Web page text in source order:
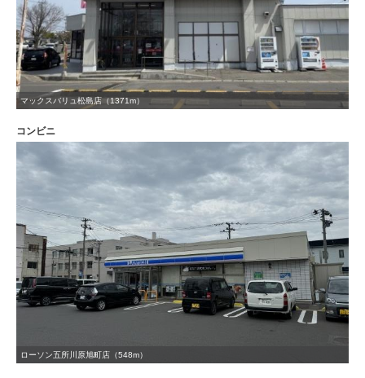
マックスバリュ松島店（1371m）
コンビニ
ローソン五所川原旭町店（548m）